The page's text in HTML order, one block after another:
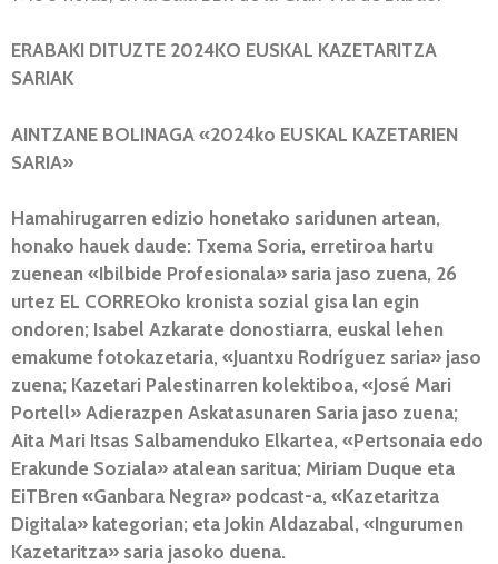
ERABAKI DITUZTE 2024KO EUSKAL KAZETARITZA
SARIAK
AINTZANE BOLINAGA «2024ko EUSKAL KAZETARIEN
SARIA»
Hamahirugarren edizio honetako saridunen artean,
honako hauek daude: Txema Soria, erretiroa hartu
zuenean «Ibilbide Profesionala» saria jaso zuena, 26
urtez EL CORREOko kronista sozial gisa lan egin
ondoren; Isabel Azkarate donostiarra, euskal lehen
emakume fotokazetaria, «Juantxu Rodríguez saria» jaso
zuena; Kazetari Palestinarren kolektiboa, «José Mari
Portell» Adierazpen Askatasunaren Saria jaso zuena;
Aita Mari Itsas Salbamenduko Elkartea, «Pertsonaia edo
Erakunde Soziala» atalean saritua; Miriam Duque eta
EiTBren «Ganbara Negra» podcast-a, «Kazetaritza
Digitala» kategorian; eta Jokin Aldazabal, «Ingurumen
Kazetaritza» saria jasoko duena.